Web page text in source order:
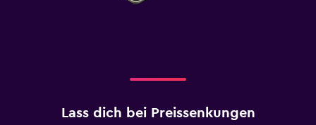
Lass dich bei Preissenkungen